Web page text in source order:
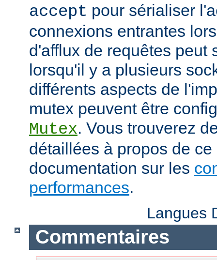
accept pour sérialiser
connexions entrantes
d'afflux de requêtes peut
lorsqu'il y a plusieurs
différents aspects de
mutex peuvent être
Mutex. Vous trouverez
détaillées à propos de
documentation sur les
performances.
Langues
Commentaires